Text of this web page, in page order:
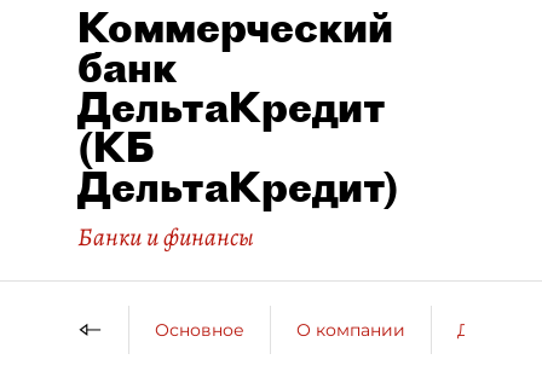
Коммерческий
банк
ДельтаКредит
(КБ
ДельтаКредит)
Банки и финансы
Основное О компании ДП о